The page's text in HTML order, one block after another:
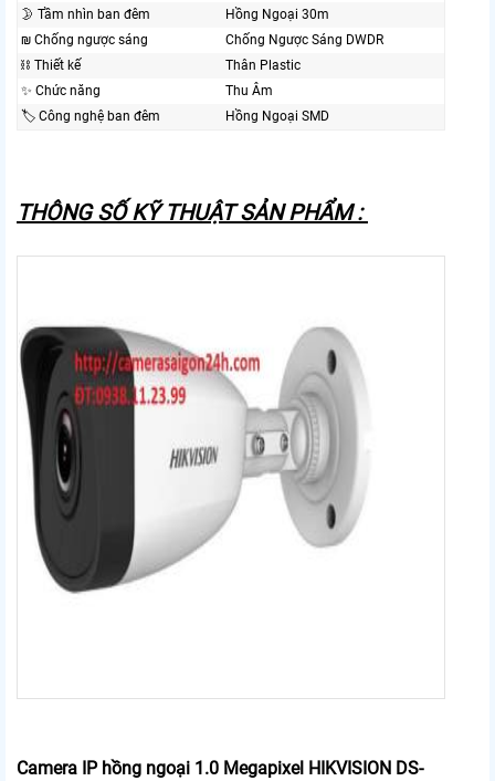
🌛 Tầm nhìn ban đêm
Hồng Ngoại 30m
₪ Chống ngược sáng
Chống Ngược Sáng DWDR
⛓ Thiết kế
Thân Plastic
✨ Chức năng
Thu Âm
🏷 Công nghệ ban đêm
Hồng Ngoại SMD
THÔNG SỐ KỸ THUẬT SẢN PHẨM :
Camera IP hồng ngoại 1.0 Megapixel HIKVISION DS-